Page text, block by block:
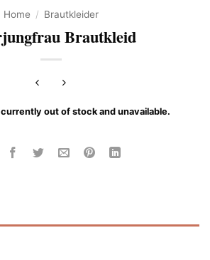
Home / Brautkleider
Brautkleid
out of stock and unavailable.